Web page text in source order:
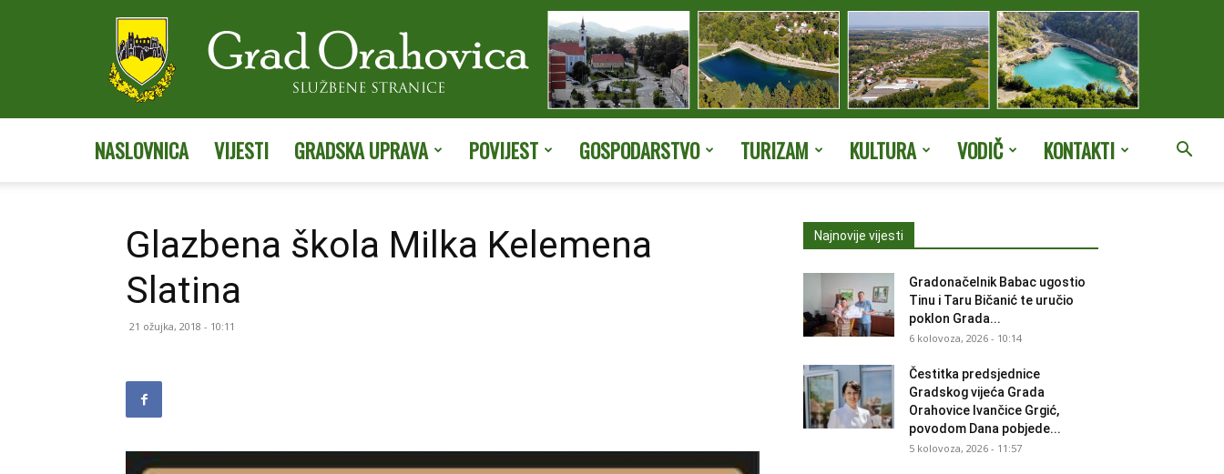
NASLOVNICA VIJESTI GRADSKA UPRAVA POVIJEST GOSPODARSTVO TURIZAM KULTURA VODIČ KONTAKTI
Glazbena škola Milka Kelemena
Slatina
21 ožujka, 2018 - 10:11
Najnovije vijesti
Gradonačelnik Babac ugostio
Tinu i Taru Bičanić te uručio
poklon Grada...
6 kolovoza, 2026 - 10:14
Čestitka predsjednice
Gradskog vijeća Grada
Orahovice Ivančice Grgić,
povodom Dana pobjede...
5 kolovoza, 2026 - 11:57